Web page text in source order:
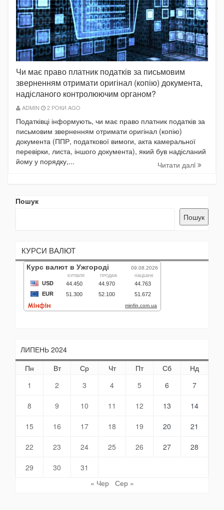
Чи має право платник податків за письмовим
зверненням отримати оригінал (копію) документа,
надісланого контролюючим органом?
ADMIN 2 РОКИ AGO
Податківці інформують, чи має право платник податків за
письмовим зверненням отримати оригінал (копію)
документа (ППР, податкової вимоги, акта камеральної
перевірки, листа, іншого документа), який був надісланий
йому у порядку,...
Читати далi
Пошук
Пошук
КУРСИ ВАЛЮТ
ЛИПЕНЬ 2024
Пн
Вт Ср Чт Пт Сб
Нд
1
2 3 4 5 6 7
8 9 10 11 12 13 14
15 16 17 18 19 20 21
22 23 24 25 26 27 28
29 30
31
« Чер
Сер »